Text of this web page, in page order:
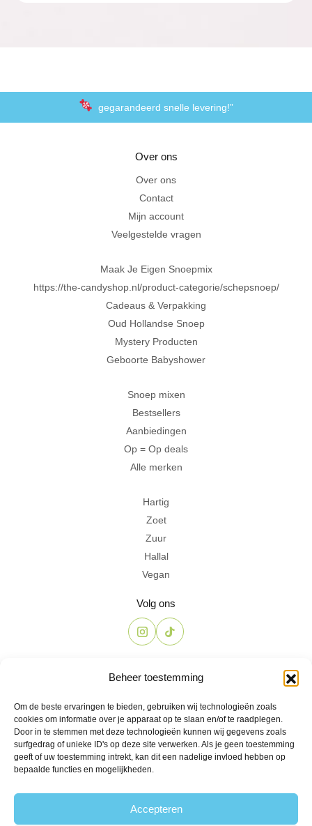
Beheer toestemming
Om de beste ervaringen te bieden, gebruiken wij technologieën zoals
cookies om informatie over je apparaat op te slaan en/of te raadplegen.
Door in te stemmen met deze technologieën kunnen wij gegevens zoals
surfgedrag of unieke ID's op deze site verwerken. Als je geen toestemming
geeft of uw toestemming intrekt, kan dit een nadelige invloed hebben op
bepaalde functies en mogelijkheden.
Accepteren
gegarandeerd snelle levering!”
Al 20 jaar in Amersfoort
Over ons
Over ons
Contact
Mijn account
Veelgestelde vragen
Maak Je Eigen Snoepmix
https://the-candyshop.nl/product-categorie/schepsnoep/
Cadeaus & Verpakking
Oud Hollandse Snoep
Mystery Producten
Geboorte Babyshower
Snoep mixen
Bestsellers
Aanbiedingen
Op = Op deals
Alle merken
Hartig
Zoet
Zuur
Hallal
Vegan
Volg ons
Contact
info@the-candyshop.nl
Langestraat 106, 3811 AK, Amersfoort